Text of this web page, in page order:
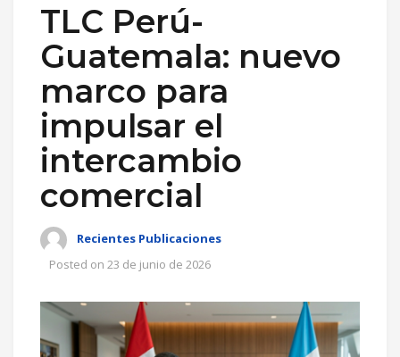
TLC Perú-
Guatemala: nuevo
marco para
impulsar el
intercambio
comercial
Recientes Publicaciones
Posted on 23 de junio de 2026